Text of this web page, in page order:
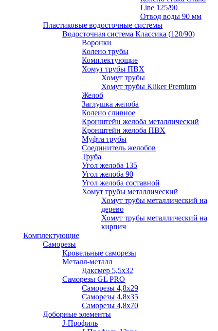
Line 125/90
Отвод воды 90 мм
Пластиковые водосточные системы
Водосточная система Классика (120/90)
Воронки
Колено трубы
Комплектующие
Хомут трубы ПВХ
Хомут трубы
Хомут трубы Kliker Premium
Желоб
Заглушка желоба
Колено сливное
Кронштейн желоба металлический
Кронштейн желоба ПВХ
Муфта трубы
Соединитель желобов
Труба
Угол желоба 135
Угол желоба 90
Угол желоба составной
Хомут трубы металлический
Хомут трубы металлический на
дерево
Хомут трубы металлический на
кирпич
Комплектующие
Саморезы
Кровельные саморезы
Металл-металл
Даксмер 5,5х32
Саморезы GL PRO
Сaморезы 4,8х29
Сaморезы 4,8х35
Сaморезы 4,8х70
Доборные элементы
J-Профиль